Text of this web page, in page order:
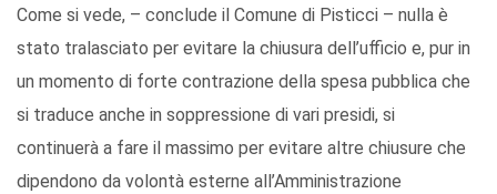
Come si vede, – conclude il Comune di Pisticci – nulla è
stato tralasciato per evitare la chiusura dell’ufficio e, pur in
un momento di forte contrazione della spesa pubblica che
si traduce anche in soppressione di vari presidi, si
continuerà a fare il massimo per evitare altre chiusure che
dipendono da volontà esterne all’Amministrazione